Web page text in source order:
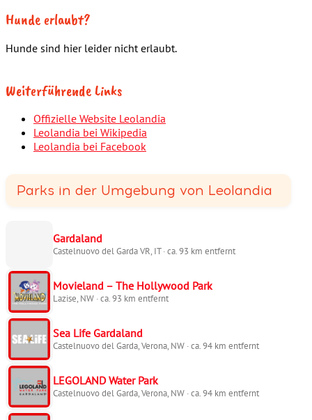
Hunde erlaubt?
Hunde sind hier leider nicht erlaubt.
Weiterführende Links
Offizielle Website Leolandia
Leolandia bei Wikipedia
Leolandia bei Facebook
Parks in der Umgebung von Leolandia
Gardaland
Castelnuovo del Garda VR, IT · ca. 93 km entfernt
Movieland – The Hollywood Park
Lazise, NW · ca. 93 km entfernt
Sea Life Gardaland
Castelnuovo del Garda, Verona, NW · ca. 94 km entfernt
LEGOLAND Water Park
Castelnuovo del Garda, Verona, NW · ca. 94 km entfernt